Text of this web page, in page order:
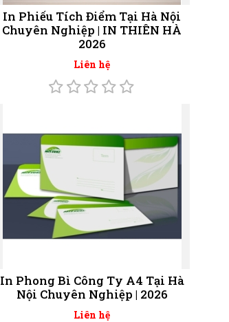
In Phiếu Tích Điểm Tại Hà Nội
Chuyên Nghiệp | IN THIÊN HÀ
2026
Liên hệ
In Phong Bì Công Ty A4 Tại Hà
Nội Chuyên Nghiệp | 2026
Liên hệ